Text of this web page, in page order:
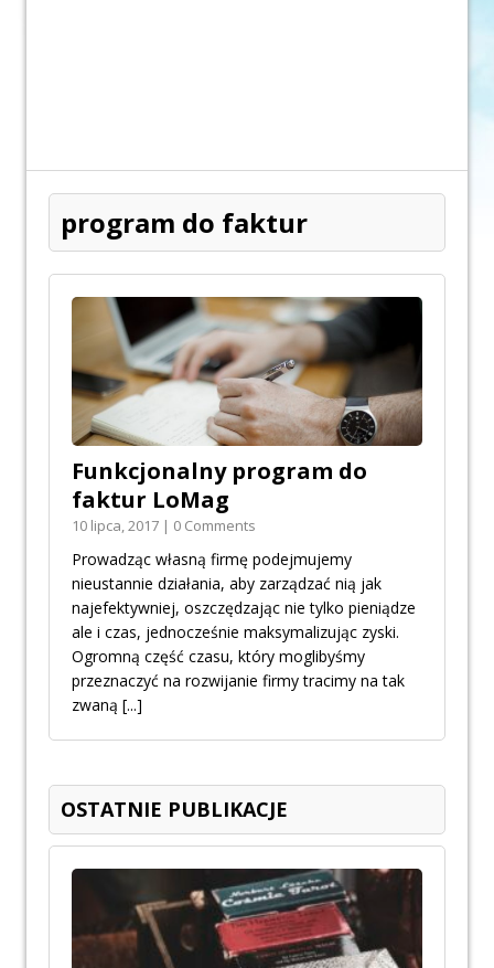
program do faktur
Funkcjonalny program do
faktur LoMag
10 lipca, 2017 | 0 Comments
Prowadząc własną firmę podejmujemy
nieustannie działania, aby zarządzać nią jak
najefektywniej, oszczędzając nie tylko pieniądze
ale i czas, jednocześnie maksymalizując zyski.
Ogromną część czasu, który moglibyśmy
przeznaczyć na rozwijanie firmy tracimy na tak
zwaną [...]
OSTATNIE PUBLIKACJE